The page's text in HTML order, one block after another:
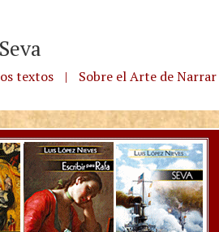
textos | Sobre el Arte de Narrar